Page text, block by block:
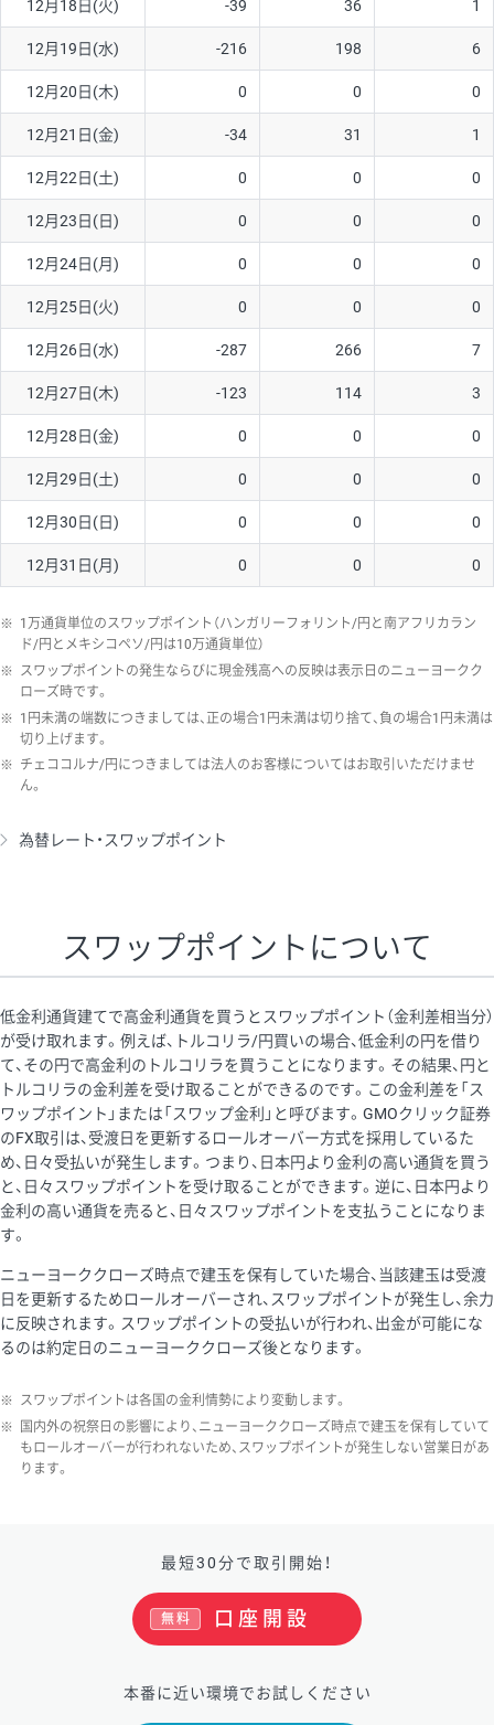
12月18日(火) -39 36 1
12月19日(水) -216 198 6
12月20日(木) 0 0 0
12月21日(金) -34 31 1
12月22日(土) 0 0 0
12月23日(日) 0 0 0
12月24日(月) 0 0 0
12月25日(火) 0 0 0
12月26日(水) -287 266 7
12月27日(木) -123 114 3
12月28日(金) 0 0 0
12月29日(土) 0 0 0
12月30日(日) 0 0 0
12月31日(月) 0 0 0
※ 1万通貨単位のスワップポイント（ハンガリーフォリント/円と南アフリカラン
ド/円とメキシコペソ/円は10万通貨単位）
※ スワップポイントの発生ならびに現金残高への反映は表示日のニューヨークク
ローズ時です。
※ 1円未満の端数につきましては、正の場合1円未満は切り捨て、負の場合1円未満は
切り上げます。
※ チェココルナ/円につきましては法人のお客様についてはお取引いただけませ
ん。
為替レート・スワップポイント
スワップポイントについて
低金利通貨建てで高金利通貨を買うとスワップポイント（金利差相当分）
が受け取れます。例えば、トルコリラ/円買いの場合、低金利の円を借り
て、その円で高金利のトルコリラを買うことになります。その結果、円と
トルコリラの金利差を受け取ることができるのです。この金利差を「ス
ワップポイント」または「スワップ金利」と呼びます。GMOクリック証券
のFX取引は、受渡日を更新するロールオーバー方式を採用しているた
め、日々受払いが発生します。つまり、日本円より金利の高い通貨を買う
と、日々スワップポイントを受け取ることができます。逆に、日本円より
金利の高い通貨を売ると、日々スワップポイントを支払うことになりま
す。
ニューヨーククローズ時点で建玉を保有していた場合、当該建玉は受渡
日を更新するためロールオーバーされ、スワップポイントが発生し、余力
に反映されます。スワップポイントの受払いが行われ、出金が可能にな
るのは約定日のニューヨーククローズ後となります。
※ スワップポイントは各国の金利情勢により変動します。
※
国内外の祝祭日の影響により、ニューヨーククローズ時点で建玉を保有していて
もロールオーバーが行われないため、スワップポイントが発生しない営業日があ
ります。
最短30分で取引開始！
口座開設
無料
本番に近い環境でお試しください